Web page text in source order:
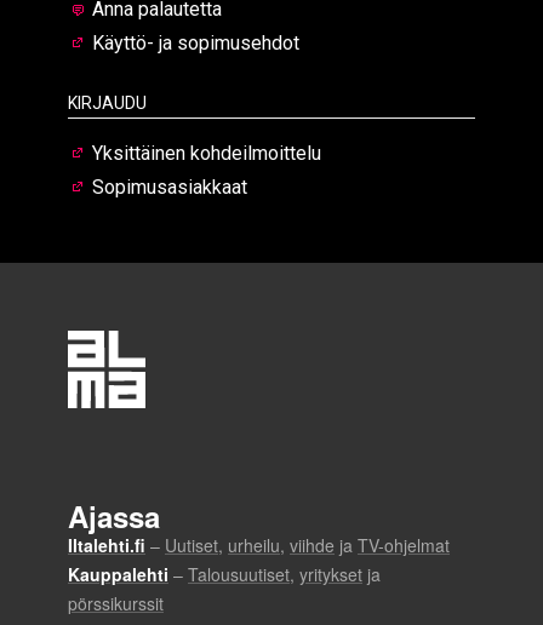
Anna palautetta
Käyttö- ja sopimusehdot
Kirjaudu
Yksittäinen kohdeilmoittelu
Sopimusasiakkaat